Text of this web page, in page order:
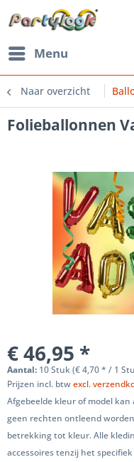
Menu
Naar overzicht
Folieballonnen
€ 46,95 *
Aantal: 10 Stuk (€ 4,70 * / 1
Prijzen incl. btwexcl.
Afgebeelde kleur of model
geen rechten ontleend
betrekking tot kleur. Alle
accessoires tenzij het